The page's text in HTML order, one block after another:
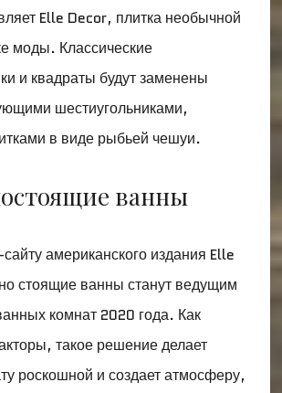
Elle Decor, плитка необычной
моды. Классические
и квадраты будут заменены
шестиугольниками,
в виде рыбьей чешуи.
ванны
американского издания Elle
стоящие ванны станут ведущим
комнат 2020 года. Как
такое решение делает
роскошной и создает атмосферу,